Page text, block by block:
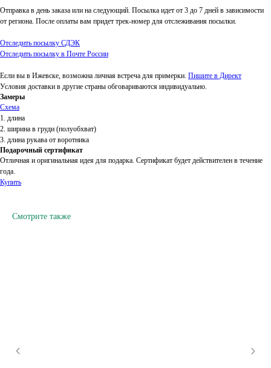
Отправка в день заказа или на следующий. Посылка идет от 3 до 7 дней в зависимости
от региона. После оплаты вам придет трек-номер для отслеживания посылки.
Отследить посылку СДЭК
Отследить посылку в Почте России
Если вы в Ижевске, возможна личная встреча для примерки. Пишите в Директ
Условия доставки в другие страны обговариваются индивидуально.
Замеры
Схема
1. длина
2. ширина в груди (полуобхват)
3. длина рукава от воротника
Подарочный сертификат
Отличная и оригинальная идея для подарка. Сертификат будет действителен в течение
года.
Купить
Смотрите также